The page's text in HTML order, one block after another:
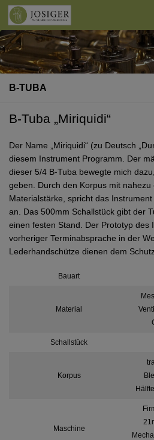
Zum Inhalt springen
B-TUBA
B-Tuba „Miriquidi“
Der Name „Miriquidi“ (zu Deutsch
diesem Instrument Programm. Der
dieser 5/4 B-Tuba bewegte mich
geben. Durch den Korpus mit
Materialstärke, spricht das
an. Das 500mm Schallstück gibt der
einen festen Stand. Der Prototyp des
vorheriger Terminabsprache in der
Lederhandschütze dienen dem
Bauart
Material
Schallstück
Korpus
Maschine